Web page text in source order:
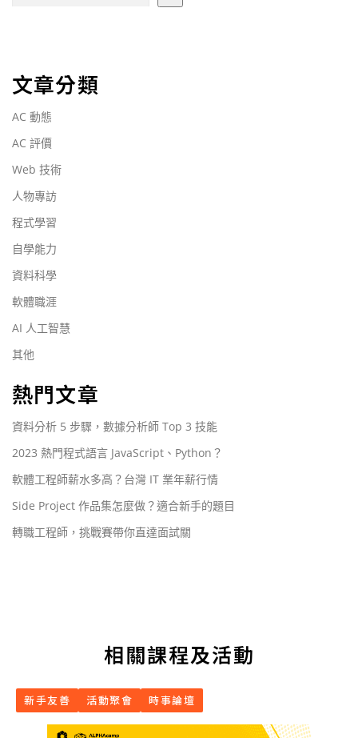
文章分類
AC 動態
AC 評價
Web 技術
人物專訪
程式學習
自學能力
資料科學
軟體職涯
AI 人工智慧
其他
熱門文章
資料分析 5 步驟，數據分析師 Top 3 技能
2023 熱門程式語言 JavaScript、Python？
軟體工程師薪水多高？台灣 IT 業年薪行情
Side Project 作品集怎麼做？適合新手的題目
轉職工程師，挑戰賽帶你直達面試關
相關課程及活動
新手友善 活動聚會 時事論壇